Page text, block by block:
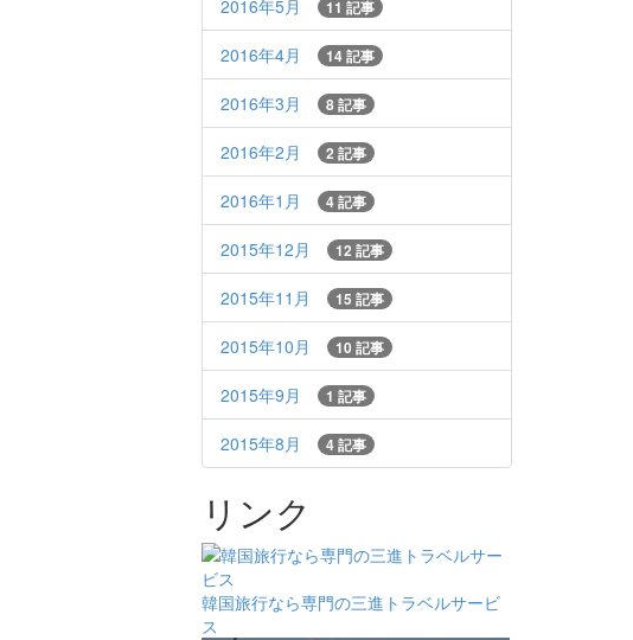
2016年5月 11 記事
2016年4月 14 記事
2016年3月 8 記事
2016年2月 2 記事
2016年1月 4 記事
2015年12月 12 記事
2015年11月 15 記事
2015年10月 10 記事
2015年9月 1 記事
2015年8月 4 記事
リンク
韓国旅行なら専門の三進トラベルサービ
ス